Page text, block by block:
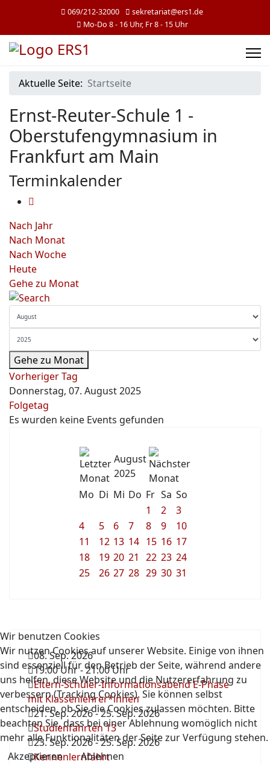
069/212-32000
sekretariat@ers1.de
Mo-Do 8 - 16 Uhr, Fr 8 - 15 Uhr
Aktuelle Seite: Startseite
Ernst-Reuter-Schule 1 -
Oberstufengymnasium in
Frankfurt am Main
Terminkalender
Nach Jahr
Nach Monat
Nach Woche
Heute
Gehe zu Monat
Gehe zu Monat
Vorheriger Tag
Donnerstag, 07. August 2025
Folgetag
Es wurden keine Events gefunden
August
2025
Mo Di Mi Do Fr Sa So
1
2
3
4
5 6 7 8 9
10
11
12 13 14 15 16 17
18
19 20 21 22 23 24
25
26 27 28 29 30 31
08. Sep. 2026
19:00 Uhr-21:00 Uhr
Eltern-Schüler-Informationsabend E-Phase
mit Klassenlehrer*innen
21. Sep. 2026-25. Sep. 2026
Studienfahrten 13
23. Sep. 2026-25. Sep. 2026
Kennenlernfahrt
Wir benutzen Cookies
Wir nutzen Cookies auf unserer Website. Einige von ihnen
sind essenziell für den Betrieb der Seite, während andere
uns helfen, diese Website und die Nutzererfahrung zu
verbessern (Tracking Cookies). Sie können selbst
entscheiden, ob Sie die Cookies zulassen möchten. Bitte
beachten Sie, dass bei einer Ablehnung womöglich nicht
mehr alle Funktionalitäten der Seite zur Verfügung stehen.
Akzeptieren
Ablehnen